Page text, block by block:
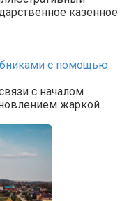
казенное
с помощью
с началом
жаркой